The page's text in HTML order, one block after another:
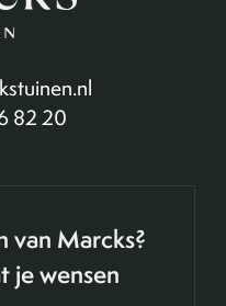
82 20
van Marcks?
je wensen